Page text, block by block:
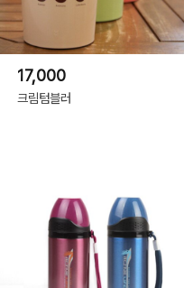
17,000
크림텀블러